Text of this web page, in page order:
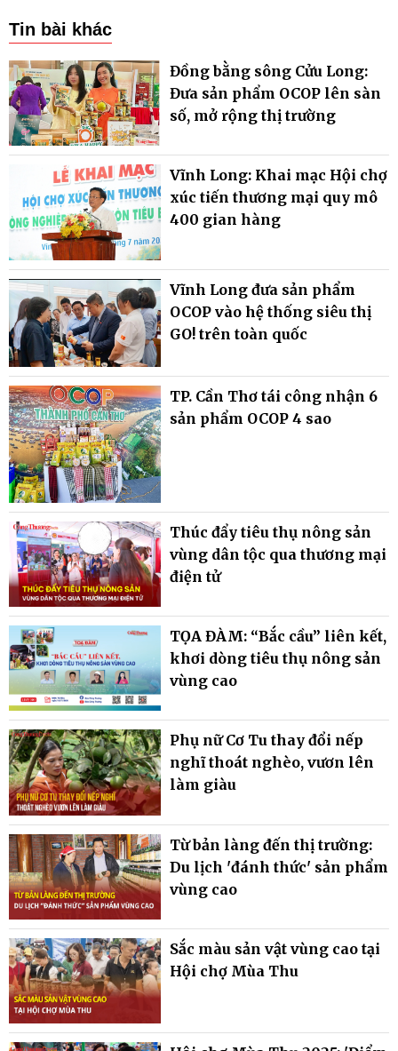
Tin bài khác
Đồng bằng sông Cửu Long:
Đưa sản phẩm OCOP lên sàn
số, mở rộng thị trường
Vĩnh Long: Khai mạc Hội chợ
xúc tiến thương mại quy mô
400 gian hàng
Vĩnh Long đưa sản phẩm
OCOP vào hệ thống siêu thị
GO! trên toàn quốc
TP. Cần Thơ tái công nhận 6
sản phẩm OCOP 4 sao
Thúc đẩy tiêu thụ nông sản
vùng dân tộc qua thương mại
điện tử
TỌA ĐÀM: “Bắc cầu” liên kết,
khơi dòng tiêu thụ nông sản
vùng cao
Phụ nữ Cơ Tu thay đổi nếp
nghĩ thoát nghèo, vươn lên
làm giàu
Từ bản làng đến thị trường:
Du lịch 'đánh thức' sản phẩm
vùng cao
Sắc màu sản vật vùng cao tại
Hội chợ Mùa Thu